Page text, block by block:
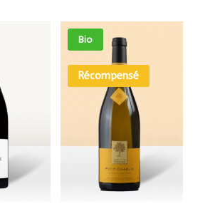
Bio
Récompensé